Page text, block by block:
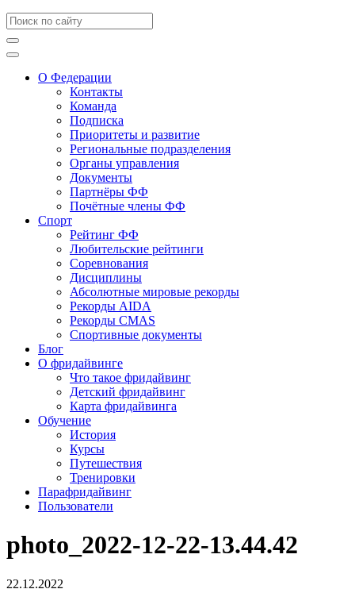
О Федерации
Контакты
Команда
Подписка
Приоритеты и развитие
Региональные подразделения
Органы управления
Документы
Партнёры ФФ
Почётные члены ФФ
Спорт
Рейтинг ФФ
Любительские рейтинги
Соревнования
Дисциплины
Абсолютные мировые рекорды
Рекорды AIDA
Рекорды CMAS
Спортивные документы
Блог
О фридайвинге
Что такое фридайвинг
Детский фридайвинг
Карта фридайвинга
Обучение
История
Курсы
Путешествия
Тренировки
Парафридайвинг
Пользователи
photo_2022-12-22-13.44.42
22.12.2022